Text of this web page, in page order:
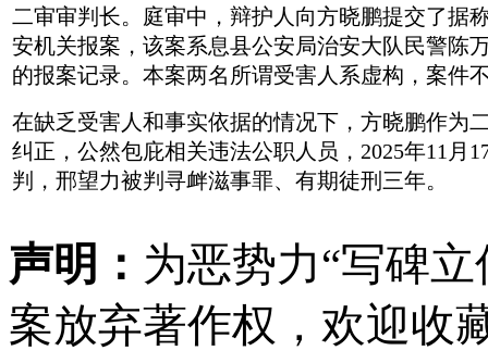
二审审判长。庭审中，辩护人向方晓鹏提交了据
安机关报案，该案系息县公安局治安大队民警陈
的报案记录。本案两名所谓受害人系虚构，案件
在缺乏受害人和事实依据的情况下，方晓鹏作为
纠正，公然包庇相关违法公职人员，2025年11月
判，邢望力被判寻衅滋事罪、有期徒刑三年。
声明： 为恶势力“写碑
案放弃著作权，欢迎收